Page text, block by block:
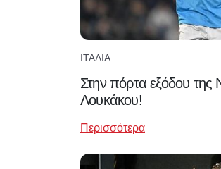
ΙΤΑΛΊΑ
Στην πόρτα εξόδου της
Λουκάκου!
Περισσότερα